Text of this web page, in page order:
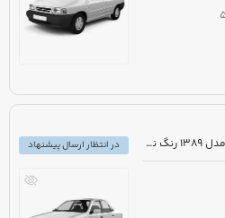
مزایده دولتی خودرو پژو روآ 1700cc مدل 1389 رنگ نقره ای متالیک
در انتظار ارسال پیشنهاد